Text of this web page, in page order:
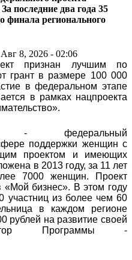
последние два года 35
финала регионального
8, 2026 - 02:06
признан лучшим по
грант в размере 100 000
в федеральном этапе
в рамках нацпроекта
- федеральный
поддержки женщин с
проектом и имеющих
в 2013 году, за 11 лет
7000 женщин. Проект
«Мой бизнес». В этом году
участниц из более чем 60
в каждом регионе
рублей на развитие своей
Программы -